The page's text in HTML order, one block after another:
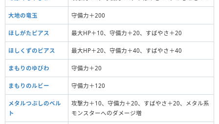
大地の竜玉 守備力＋200
ほしがたピアス 最大HP＋10、守備力＋20、すばやさ＋20
ほしくずのピアス 最大HP＋20、守備力＋40、すばやさ＋40
まもりのゆびわ 守備力＋20
まもりのルビー 守備力＋120
メタルつぶしのベル
ト
攻撃力＋10、守備力＋20、すばやさ＋20、メタル系
モンスターへのダメージ増